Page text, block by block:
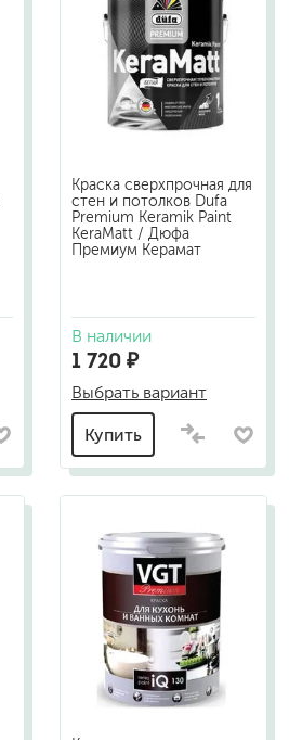
Краска сверхпрочная для
стен и потолков Dufa
Premium Keramik Paint
KeraMatt / Дюфа
Премиум Керамат
В наличии
1 720 ₽
Выбрать вариант
Купить